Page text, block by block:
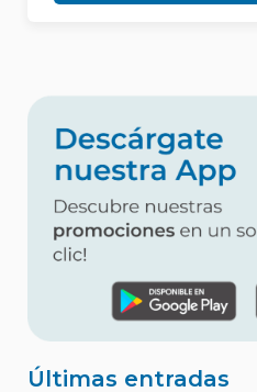
Últimas entradas